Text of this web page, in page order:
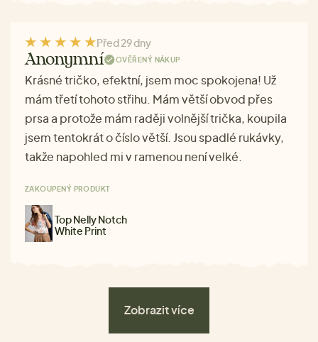
Před 29 dny
Anonymní OVĚŘENÝ NÁKUP
Krásné tričko, efektní, jsem moc spokojena! Už
mám třetí tohoto střihu. Mám větší obvod přes
prsa a protože mám raději volnější trička, koupila
jsem tentokrát o číslo větší. Jsou spadlé rukávky,
takže napohled mi v ramenou není velké.
ZAKOUPENÝ PRODUKT
Top Nelly Notch
White Print
Zobrazit více